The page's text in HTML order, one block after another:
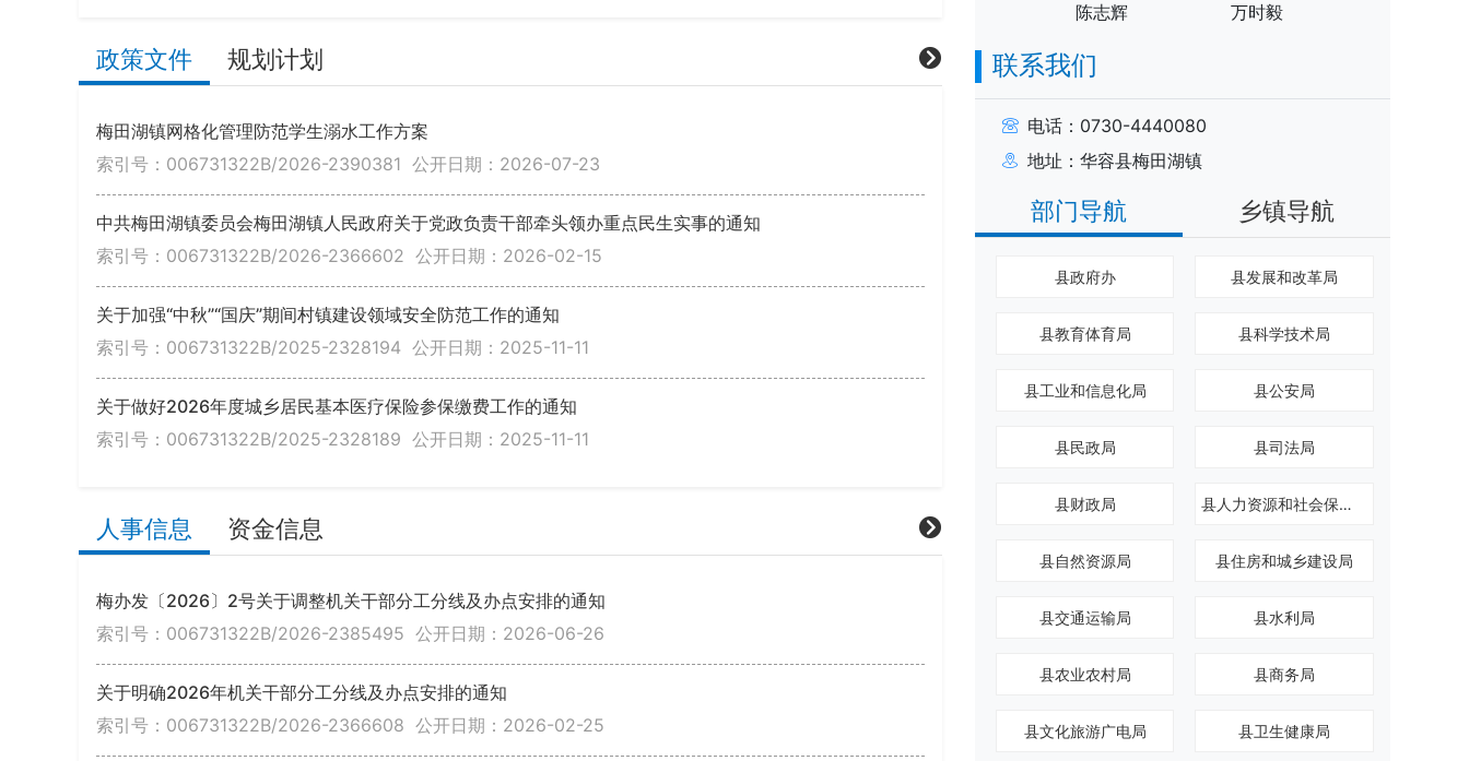
政策文件 规划计划
梅田湖镇网格化管理防范学生溺水工作方案
索引号：006731322B/2026-2390381 公开日期：2026-07-23
中共梅田湖镇委员会梅田湖镇人民政府关于党政负责干部牵头领办重点民生实事的通知
索引号：006731322B/2026-2366602 公开日期：2026-02-15
关于加强“中秋”“国庆”期间村镇建设领域安全防范工作的通知
索引号：006731322B/2025-2328194 公开日期：2025-11-11
关于做好2026年度城乡居民基本医疗保险参保缴费工作的通知
索引号：006731322B/2025-2328189 公开日期：2025-11-11
人事信息 资金信息
梅办发〔2026〕2号关于调整机关干部分工分线及办点安排的通知
索引号：006731322B/2026-2385495 公开日期：2026-06-26
关于明确2026年机关干部分工分线及办点安排的通知
索引号：006731322B/2026-2366608 公开日期：2026-02-25
陈志辉
万时毅
联系我们
电话：0730-4440080
地址：华容县梅田湖镇
部门导航 乡镇导航
县政府办 县发展和改革局
县教育体育局 县科学技术局
县工业和信息化局 县公安局
县民政局 县司法局
县财政局 县人力资源和社会保障局
县自然资源局 县住房和城乡建设局
县交通运输局 县水利局
县农业农村局 县商务局
县文化旅游广电局 县卫生健康局